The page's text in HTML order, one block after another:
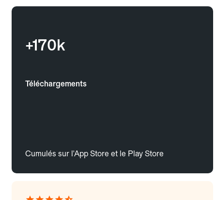
+170k
Téléchargements
Cumulés sur l'App Store et le Play Store